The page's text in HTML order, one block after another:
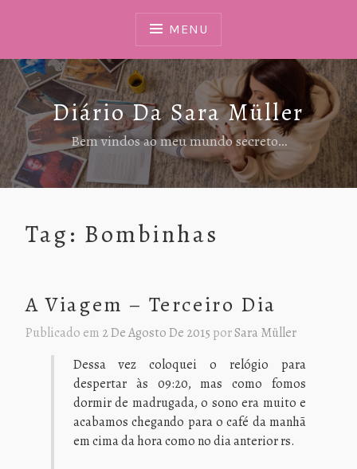
MENU
Diário Da Sara Müller
Bem vindos ao meu mundo secreto…
Tag: Bombinhas
A Viagem – Terceiro Dia
Publicado em 2 De Agosto De 2015 porSara Müller
Dessa vez coloquei o relógio para
despertar às 09:20, mas como fomos
dormir de madrugada, o sono era muito e
acabamos chegando para o café da manhã
em cima da hora como no dia anterior rs.